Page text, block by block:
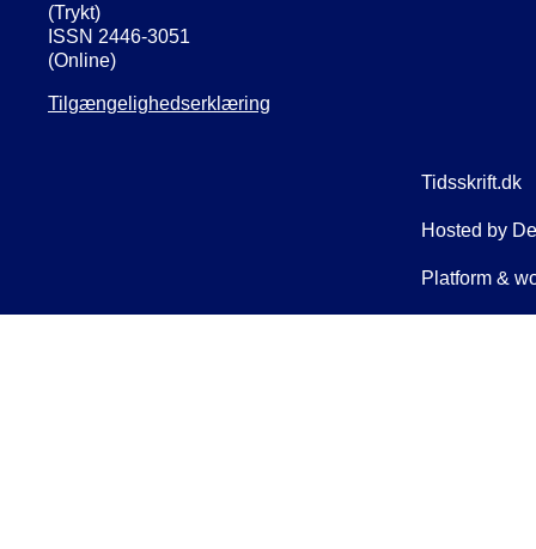
(Trykt)
ISSN 2446-3051
(Online)
Tilgængelighedserklæring